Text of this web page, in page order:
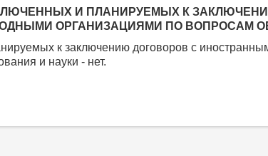
И ПЛАНИРУЕМЫХ К
ОРГАНИЗАЦИЯМИ ПО ВОПРОСАМ
к заключению договоров с
и науки - нет.